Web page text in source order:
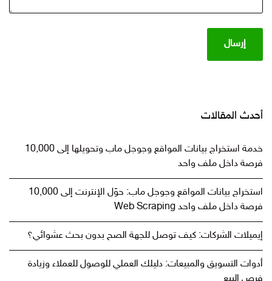
أحدث المقالات
خدمة استخراج بيانات المواقع وجوجل ماب وتحويلها إلى 10,000
فرصة داخل ملف واحد
استخراج بيانات المواقع وجوجل ماب: حوّل الإنترنت إلى 10,000
فرصة داخل ملف واحد Web Scraping
إيميلات الشركات: كيف توصل للجهة الصح بدون بحث عشوائي؟
أدوات التسويق والمبيعات: دليلك العملي للوصول للعملاء وزيادة
فرص البيع